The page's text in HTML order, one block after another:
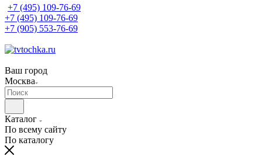
+7 (495) 109-76-69
+7 (495) 109-76-69
+7 (905) 553-76-69
Ваш город
Москва
Каталог
По всему сайту
По каталогу